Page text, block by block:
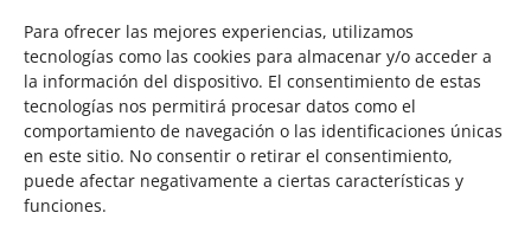
Para ofrecer las mejores experiencias, utilizamos
tecnologías como las cookies para almacenar y/o acceder a
la información del dispositivo. El consentimiento de estas
tecnologías nos permitirá procesar datos como el
comportamiento de navegación o las identificaciones únicas
en este sitio. No consentir o retirar el consentimiento,
puede afectar negativamente a ciertas características y
funciones.
Control Acceso
Hogar Inteligente
Incendio
Intrusión